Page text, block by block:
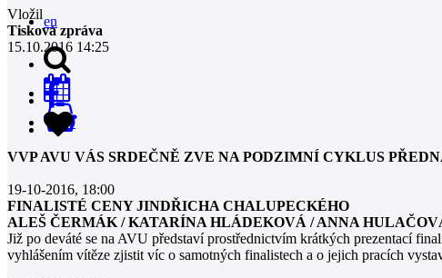
en
0
Vložil
Tisková zpráva
15.10.2016 14:25
VVP AVU VÁS SRDEČNĚ ZVE NA PODZIMNÍ CYKLUS
19-10-2016, 18:00
FINALISTÉ CENY JINDŘICHA CHALUPECKÉHO
ALEŠ ČERMÁK / KATARÍNA HLÁDEKOVÁ / ANNA
Již po deváté se na AVU představí prostřednictvím krátkých prezentací
vyhlášením vítěze zjistit víc o samotných finalistech a o jejich pracích